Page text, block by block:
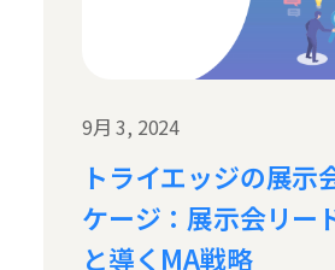
9月 3, 2024
トライエッジの展示
ケージ：展示会リー
と導くMA戦略